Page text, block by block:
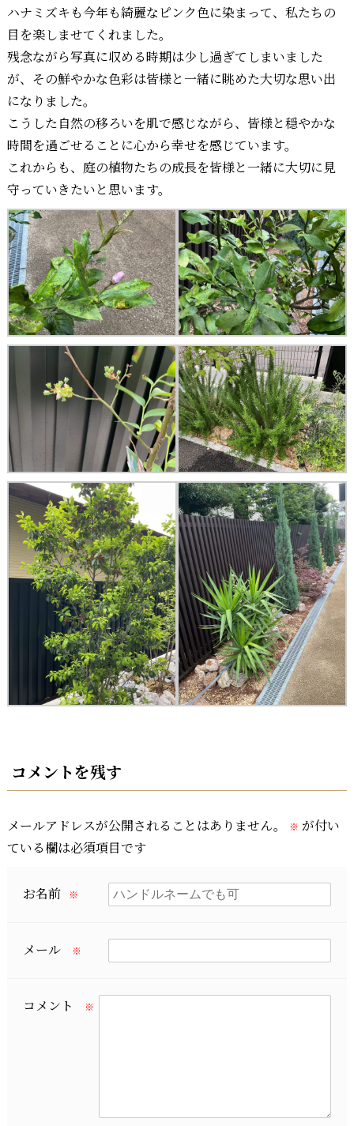
ハナミズキも今年も綺麗なピンク色に染まって、私たちの
目を楽しませてくれました。
残念ながら写真に収める時期は少し過ぎてしまいました
が、その鮮やかな色彩は皆様と一緒に眺めた大切な思い出
になりました。
こうした自然の移ろいを肌で感じながら、皆様と穏やかな
時間を過ごせることに心から幸せを感じています。
これからも、庭の植物たちの成長を皆様と一緒に大切に見
守っていきたいと思います。
コメントを残す
メールアドレスが公開されることはありません。 ※ が付い
ている欄は必須項目です
お名前 ※
メール ※
コメント ※